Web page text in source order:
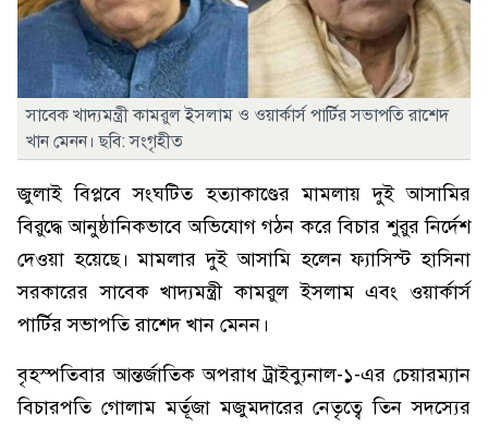
সাবেক খাদ্যমন্ত্রী কামরুল ইসলাম ও ওয়ার্কার্স পার্টির সভাপতি রাশেদ
খান মেনন। ছবি: সংগৃহীত
জুলাই বিপ্লবে সংঘটিত হত্যাকাণ্ডের মামলায় দুই আসামির
বিরুদ্ধে আনুষ্ঠানিকভাবে অভিযোগ গঠন করে বিচার শুরুর নির্দেশ
দেওয়া হয়েছে। মামলার দুই আসামি হলেন ফ্যাসিস্ট হাসিনা
সরকারের সাবেক খাদ্যমন্ত্রী কামরুল ইসলাম এবং ওয়ার্কার্স
পার্টির সভাপতি রাশেদ খান মেনন।
বৃহস্পতিবার আন্তর্জাতিক অপরাধ ট্রাইব্যুনাল-১-এর চেয়ারম্যান
বিচারপতি গোলাম মর্তূজা মজুমদারের নেতৃত্বে তিন সদস্যের